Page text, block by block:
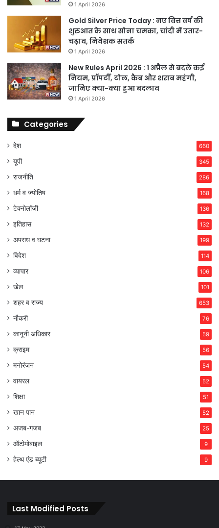
1 April 2026
Gold Silver Price Today : नए वित्त वर्ष की
शुरुआत के साथ सोना चमका, चांदी में उतार-
चढ़ाव, निवेशक सतर्क
1 April 2026
New Rules April 2026 : 1 अप्रैल से बदले कई
नियम, प्रॉपर्टी, टोल, कैब और शराब महंगी,
जानिए क्या-क्या हुआ बदलाव
1 April 2026
Categories
देश 660
यूपी 345
राजनीति 286
धर्म व ज्योतिष 168
टेक्नोलॉजी 136
इतिहास 132
अपराध व घटना 199
विदेश 114
व्यापार 106
खेल 101
शहर व राज्य 653
नौकरी 76
कानूनी अधिकार 59
क्राइम 56
मनोरंजन 54
वायरल 52
शिक्षा 51
खान पान 52
अजब-गजब 25
ऑटोमोबाइल 9
हेल्थ एंड ब्यूटी 9
Last Modified Posts